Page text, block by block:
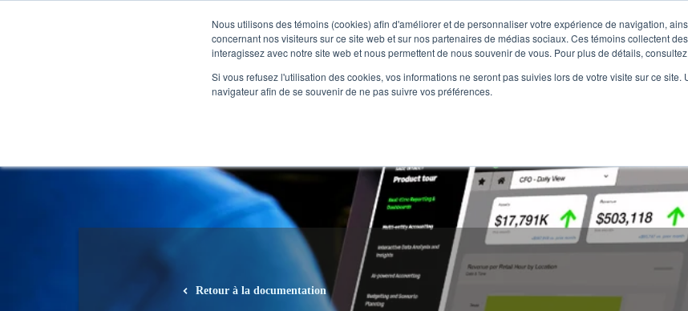
Nous utilisons des témoins (cookies) afin d'améliorer et de personnaliser votre expérience de navigation,
concernant nos visiteurs sur ce site web et sur nos partenaires de médias sociaux. Ces témoins collectent
interagissez avec notre site web et nous permettent de nous souvenir de vous. Pour plus de détails,
Si vous refusez l'utilisation des cookies, vos informations ne seront pas suivies lors de votre visite sur ce site.
navigateur afin de se souvenir de ne pas suivre vos préférences.
Retour à la documentation